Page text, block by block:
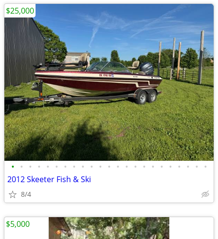
• • • • • • • • • • • • • • • • • • • • • • •
2012 Skeeter Fish & Ski
8/4
$25,000
$5,000